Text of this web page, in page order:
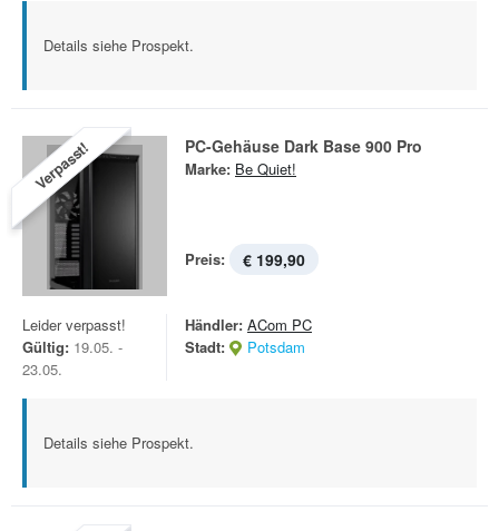
Details siehe Prospekt.
Verpasst! PC-Gehäuse Dark Base 900 Pro
Marke: Be Quiet!
Preis: € 199,90
Leider verpasst!
Gültig: 19.05. -
23.05.
Händler: ACom PC
Stadt:
Potsdam
Details siehe Prospekt.